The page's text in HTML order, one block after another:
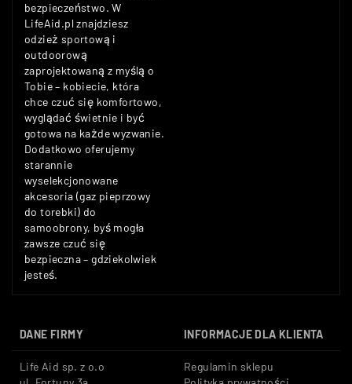
bezpieczeństwo. W
LifeAid.pl znajdziesz
odzież sportową i
outdoorową
zaprojektowaną z myślą o
Tobie – kobiecie, która
chce czuć się komfortowo,
wyglądać świetnie i być
gotowa na każde wyzwanie.
Dodatkowo oferujemy
starannie
wyselekcjonowane
akcesoria (gaz pieprzowy
do torebki) do
samoobrony, byś mogła
zawsze czuć się
bezpieczna – gdziekolwiek
jesteś.
DANE FIRMY INFORMACJE DLA KLIENTA
Life Aid sp. z o.o
Regulamin sklepu